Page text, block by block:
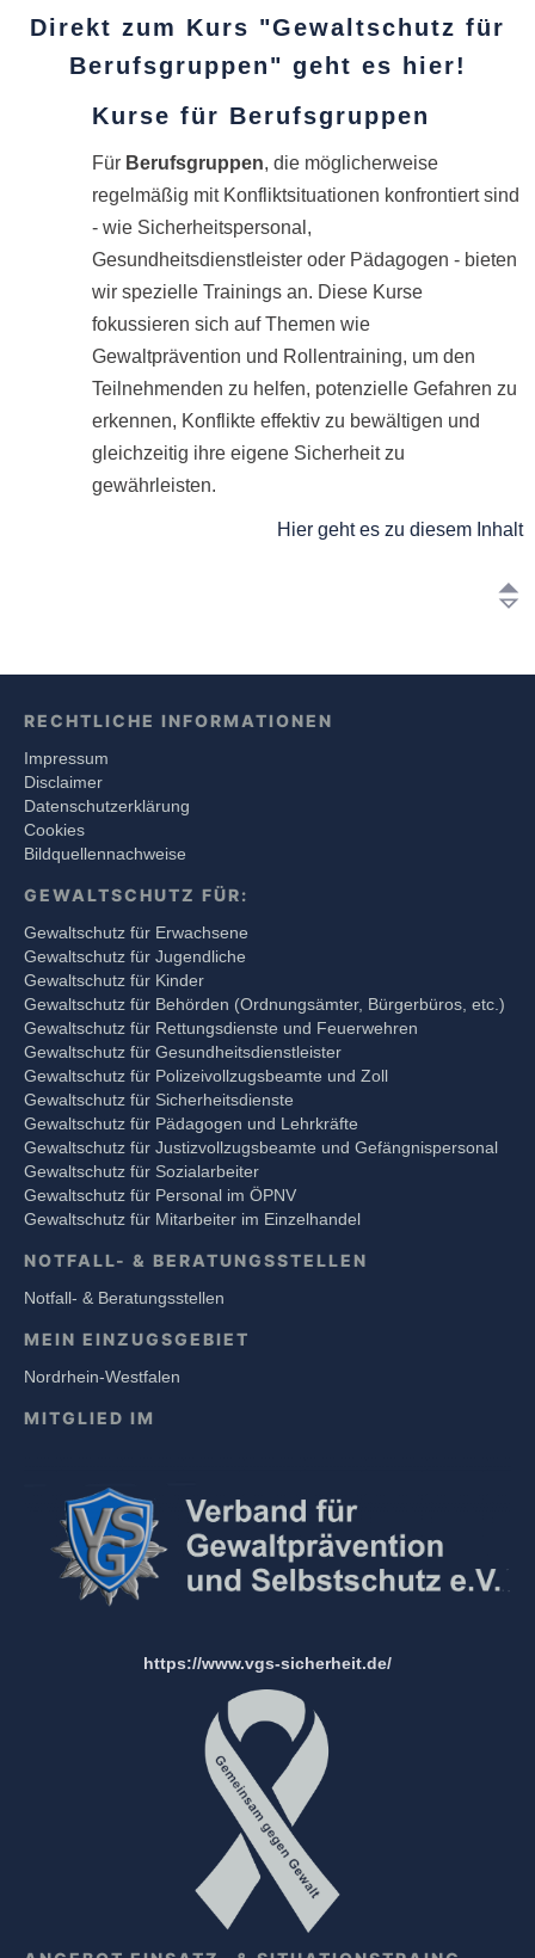
Direkt zum Kurs "Gewaltschutz für
Berufsgruppen" geht es hier!
Kurse für Berufsgruppen
Für Berufsgruppen, die möglicherweise
regelmäßig mit Konfliktsituationen konfrontiert sind
- wie Sicherheitspersonal,
Gesundheitsdienstleister oder Pädagogen - bieten
wir spezielle Trainings an. Diese Kurse
fokussieren sich auf Themen wie
Gewaltprävention und Rollentraining, um den
Teilnehmenden zu helfen, potenzielle Gefahren zu
erkennen, Konflikte effektiv zu bewältigen und
gleichzeitig ihre eigene Sicherheit zu
gewährleisten.
Hier geht es zu diesem Inhalt
RECHTLICHE INFORMATIONEN
Impressum
Disclaimer
Datenschutzerklärung
Cookies
Bildquellennachweise
GEWALTSCHUTZ FÜR:
Gewaltschutz für Erwachsene
Gewaltschutz für Jugendliche
Gewaltschutz für Kinder
Gewaltschutz für Behörden (Ordnungsämter, Bürgerbüros, etc.)
Gewaltschutz für Rettungsdienste und Feuerwehren
Gewaltschutz für Gesundheitsdienstleister
Gewaltschutz für Polizeivollzugsbeamte und Zoll
Gewaltschutz für Sicherheitsdienste
Gewaltschutz für Pädagogen und Lehrkräfte
Gewaltschutz für Justizvollzugsbeamte und Gefängnispersonal
Gewaltschutz für Sozialarbeiter
Gewaltschutz für Personal im ÖPNV
Gewaltschutz für Mitarbeiter im Einzelhandel
NOTFALL- & BERATUNGSSTELLEN
Notfall- & Beratungsstellen
MEIN EINZUGSGEBIET
Nordrhein-Westfalen
MITGLIED IM
https://www.vgs-sicherheit.de/